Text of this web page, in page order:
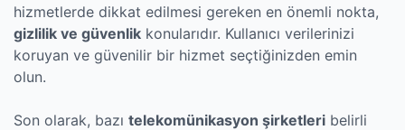
hizmetlerde dikkat edilmesi gereken en önemli nokta,
gizlilik ve güvenlik konularıdır. Kullanıcı verilerinizi
koruyan ve güvenilir bir hizmet seçtiğinizden emin
olun.
Son olarak, bazı telekomünikasyon şirketleri belirli